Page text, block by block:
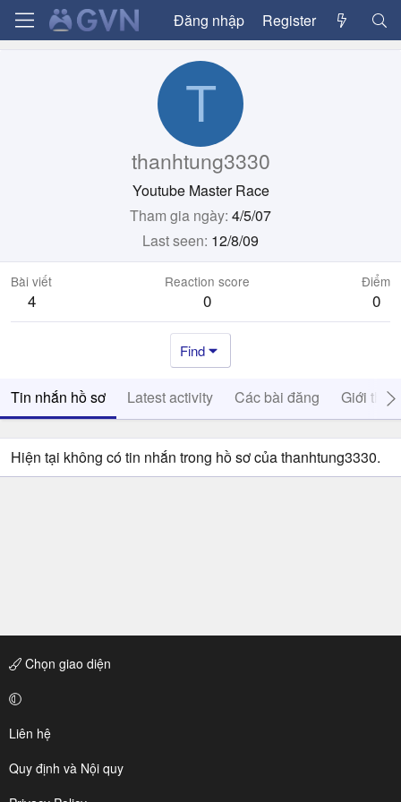
Đăng nhập Register
T
thanhtung3330
Youtube Master Race
Tham gia ngày 4/5/07
Last seen 12/8/09
Bài viết
4
Reaction score
0
Điểm
0
Find
Tin nhắn hồ sơ Latest activity Các bài đăng Giới thiệu
Hiện tại không có tin nhắn trong hồ sơ của thanhtung3330.
Chọn giao diện
Liên hệ
Quy định và Nội quy